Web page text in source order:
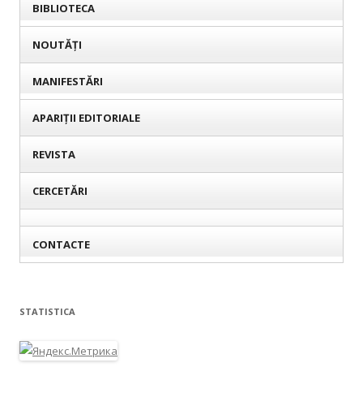
BIBLIOTECA
NOUTĂȚI
MANIFESTĂRI
APARIȚII EDITORIALE
REVISTA
CERCETĂRI
CONTACTE
STATISTICA